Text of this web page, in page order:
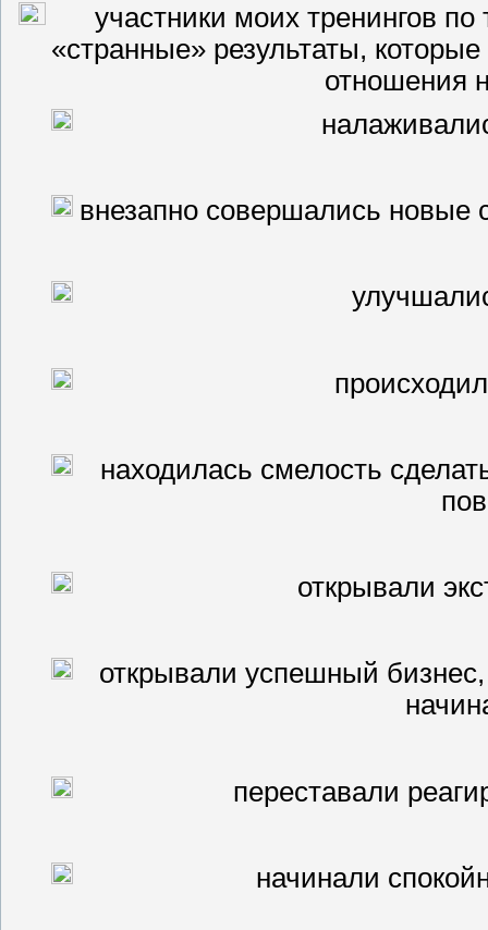
участники моих тренингов
«странные» результаты,
отношения
внезапно совершались новые
находилась смелость
открывали
открывали успешный
переставали
начинали